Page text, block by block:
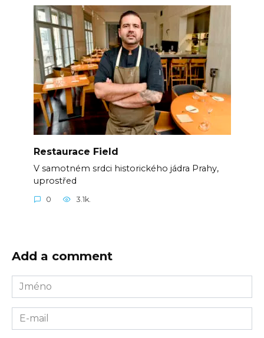
Restaurace Field
V samotném srdci historického jádra Prahy,
uprostřed
0 3.1k.
Add a comment
Jméno
E-
mail